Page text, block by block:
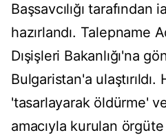
Başsavcılığı tarafından
hazırlandı. Talepname
Dışişleri Bakanlığı'na
Bulgaristan'a ulaştırıldı.
'tasarlayarak öldürme'
amacıyla kurulan